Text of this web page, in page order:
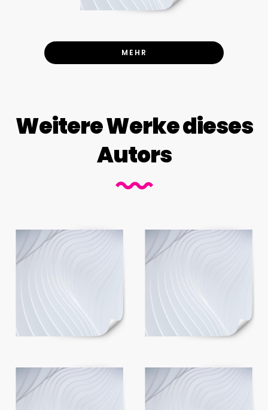
MEHR
Weitere Werke dieses
Autors